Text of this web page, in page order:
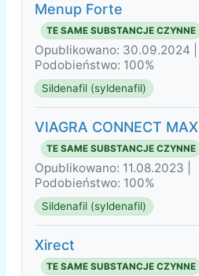
Menup Forte
TE SAME SUBSTANCJE CZYNNE
Opublikowano: 30.09.2024 |
Podobieństwo: 100%
Sildenafil (syldenafil)
VIAGRA CONNECT MAX
TE SAME SUBSTANCJE CZYNNE
Opublikowano: 11.08.2023 |
Podobieństwo: 100%
Sildenafil (syldenafil)
Xirect
TE SAME SUBSTANCJE CZYNNE